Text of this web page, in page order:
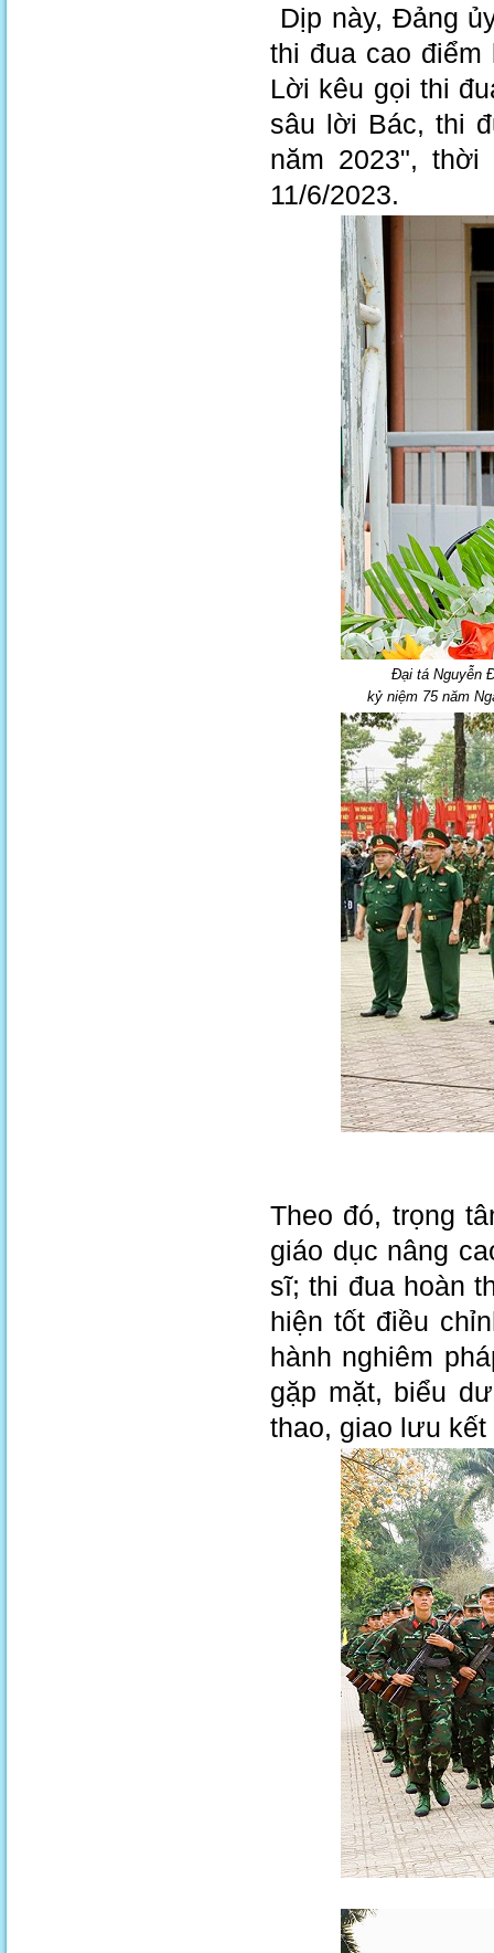
Dịp này, Đảng
thi đua cao điểm
Lời kêu gọi thi
sâu lời Bác, thi
năm 2023",
11/6/2023.
Đại tá Nguyễn
kỷ niệm 75 năm
Theo đó, trọng
giáo dục nâng
sĩ; thi đua hoàn
hiện tốt điều
hành nghiêm
gặp mặt, biểu
thao, giao lưu